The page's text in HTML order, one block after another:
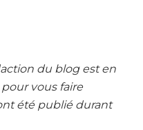
du blog est en
vous faire
été publié durant